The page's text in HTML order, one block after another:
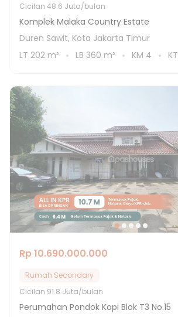
Cicilan 48.6 Juta/bulan
Komplek Malaka Country Estate
Duren Sawit, Kota Jakarta Timur
LT 202 m² LB 360 m² KM 4 KT
Rp 10.690.000.000
Rumah Secondary
Cicilan 91.8 Juta/bulan
Perumahan Pondok Kopi Blok T3 No.15